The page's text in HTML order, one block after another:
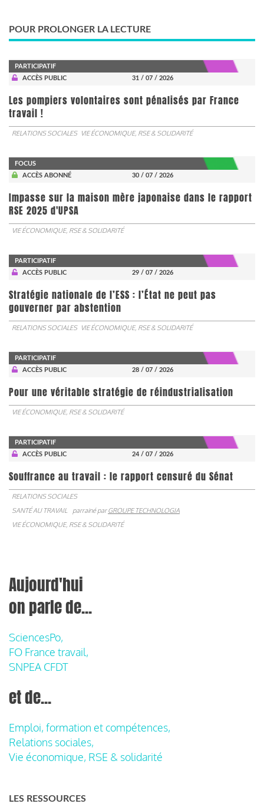
POUR PROLONGER LA LECTURE
PARTICIPATIF
ACCÈS PUBLIC
31 / 07 / 2026
Les pompiers volontaires sont pénalisés par France
travail !
RELATIONS SOCIALES VIE ÉCONOMIQUE, RSE & SOLIDARITÉ
FOCUS
ACCÈS ABONNÉ
30 / 07 / 2026
Impasse sur la maison mère japonaise dans le rapport
RSE 2025 d'UPSA
VIE ÉCONOMIQUE, RSE & SOLIDARITÉ
PARTICIPATIF
ACCÈS PUBLIC
29 / 07 / 2026
Stratégie nationale de l’ESS : l’État ne peut pas
gouverner par abstention
RELATIONS SOCIALES VIE ÉCONOMIQUE, RSE & SOLIDARITÉ
PARTICIPATIF
ACCÈS PUBLIC
28 / 07 / 2026
Pour une véritable stratégie de réindustrialisation
VIE ÉCONOMIQUE, RSE & SOLIDARITÉ
PARTICIPATIF
ACCÈS PUBLIC
24 / 07 / 2026
Souffrance au travail : le rapport censuré du Sénat
RELATIONS SOCIALES
SANTÉ AU TRAVAIL
parrainé parGROUPE TECHNOLOGIA
VIE ÉCONOMIQUE, RSE & SOLIDARITÉ
Aujourd'hui
on parle de...
SciencesPo,
FO France travail,
SNPEA CFDT
et de...
Emploi, formation et compétences,
Relations sociales,
Vie économique, RSE & solidarité
LES RESSOURCES